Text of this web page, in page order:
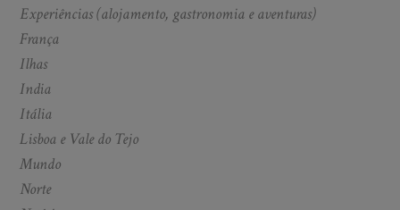
Experiências (alojamento, gastronomia e aventuras)
França
Ilhas
India
Itália
Lisboa e Vale do Tejo
Mundo
Norte